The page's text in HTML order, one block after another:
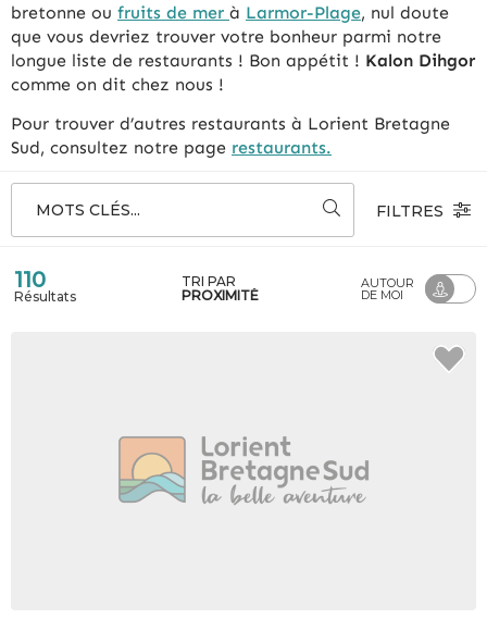
bretonne ou fruits de mer à Larmor-Plage, nul doute
que vous devriez trouver votre bonheur parmi notre
longue liste de restaurants ! Bon appétit ! Kalon Dihgor
comme on dit chez nous !
Pour trouver d’autres restaurants à Lorient Bretagne
Sud, consultez notre page restaurants.
MOTS CLÉS... FILTRES
110
Résultats
TRI PAR
PROXIMITÉ
AUTOUR
DE MOI